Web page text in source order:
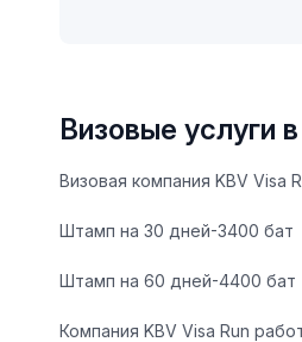
Визовые услуги
Визовая компания KBV Visa
Штамп на 30 дней-3400 бат
Штамп на 60 дней-4400 бат
Компания KBV Visa Run